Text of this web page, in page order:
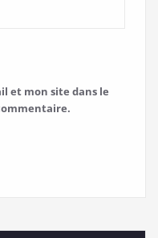
et mon site dans le